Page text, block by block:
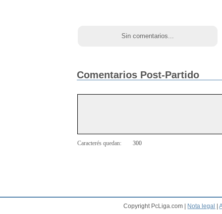
Sin comentarios...
Comentarios Post-Partido
Caracterés quedan:
Copyright PcLiga.com | Nota legal |